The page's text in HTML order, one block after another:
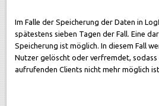
Im Falle der Speicherung der Daten in
spätestens sieben Tagen der Fall. Eine
Speicherung ist möglich. In diesem Fall
Nutzer gelöscht oder verfremdet, sodass
aufrufenden Clients nicht mehr möglich ist.